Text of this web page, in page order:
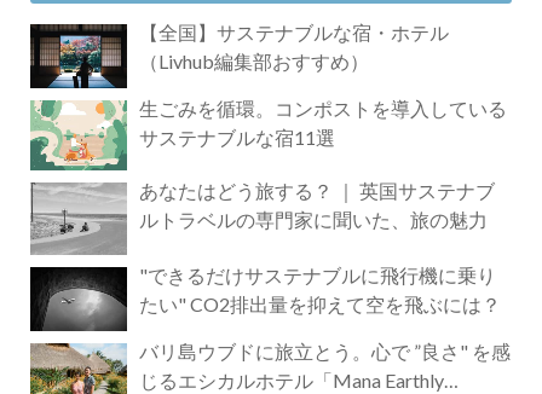
【全国】サステナブルな宿・ホテル
（Livhub編集部おすすめ）
生ごみを循環。コンポストを導入している
サステナブルな宿11選
あなたはどう旅する？ ｜ 英国サステナブ
ルトラベルの専門家に聞いた、旅の魅力
"できるだけサステナブルに飛行機に乗り
たい" CO2排出量を抑えて空を飛ぶには？
バリ島ウブドに旅立とう。心で ”良さ" を感
じるエシカルホテル「Mana Earthly